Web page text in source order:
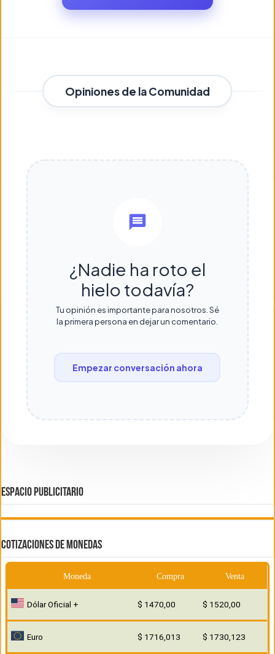
Opiniones de la Comunidad
¿Nadie ha roto el
hielo todavía?
Tu opinión es importante para nosotros. Sé
la primera persona en dejar un comentario.
Empezar conversación ahora
ESPACIO PUBLICITARIO
COTIZACIONES DE MONEDAS
Moneda Compra Venta
Dólar Oficial + $ 1470,00 $ 1520,00
Euro $ 1716,013 $ 1730,123